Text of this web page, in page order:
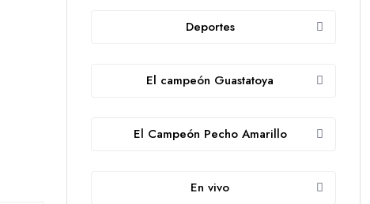
Deportes
El campeón Guastatoya
El Campeón Pecho Amarillo
En vivo